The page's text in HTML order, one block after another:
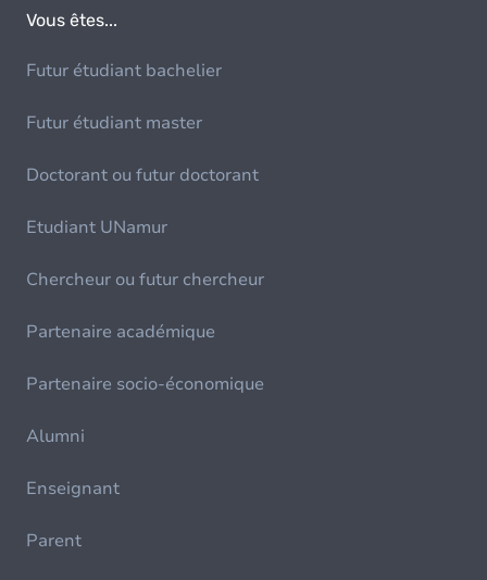
Vous êtes...
Futur étudiant bachelier
Futur étudiant master
Doctorant ou futur doctorant
Etudiant UNamur
Chercheur ou futur chercheur
Partenaire académique
Partenaire socio-économique
Alumni
Enseignant
Parent